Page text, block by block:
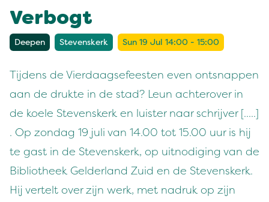
Verbogt
Deepen Stevenskerk Sun 19 Jul 14:00 - 15:00
Tijdens de Vierdaagsefeesten even ontsnappen
aan de drukte in de stad? Leun achterover in
de koele Stevenskerk en luister naar schrijver [.....]
. Op zondag 19 juli van 14.00 tot 15.00 uur is hij
te gast in de Stevenskerk, op uitnodiging van de
Bibliotheek Gelderland Zuid en de Stevenskerk.
Hij vertelt over zijn werk, met nadruk op zijn